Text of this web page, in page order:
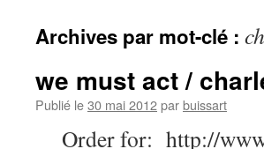
Archives par mot-clé :
we must act /
Publié le30 mai 2012parbuissart
Order for: http://